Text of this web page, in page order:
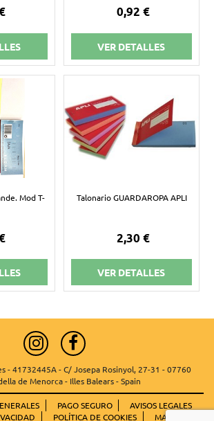
0,92 €
VER DETALLES
Mod T-
Talonario GUARDAROPA APLI
2,30 €
VER DETALLES
- 41732445A - C/ Josepa Rosinyol, 27-31 - 07760
de Menorca - Illes Balears - Spain
PAGO SEGURO
AVISOS LEGALES
POLÍTICA DE COOKIES MAPA WEB